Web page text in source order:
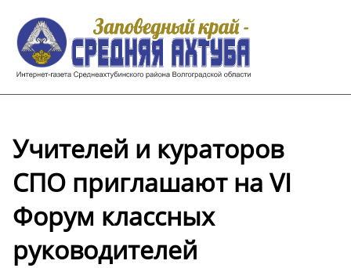
Учителей и кураторов
СПО приглашают на VI
Форум классных
руководителей